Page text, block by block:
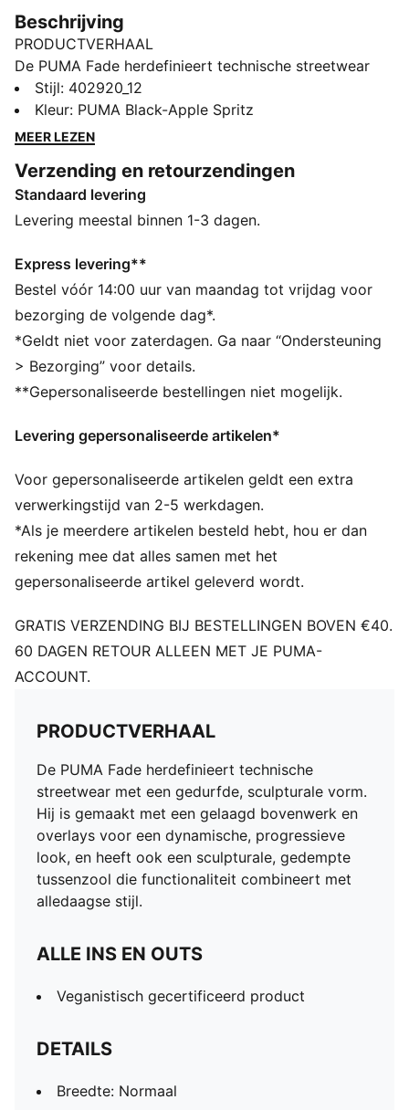
Beschrijving
PRODUCTVERHAAL
De PUMA Fade herdefinieert technische streetwear
met een gedurfde, sculpturale vorm. Hij is gemaakt
met een gelaagd bovenwerk en overlays voor een
dynamische, progressieve look, en heeft ook een
combineert met alledaagse stijl.
ALLE INS EN OUTS
Veganistisch gecertificeerd product
Breedte: Normaal
Type neus: Rond
Sluiting: Veters
5D-geprinte patronen aan de zijkant
PUMA-merkdetails
Stijl: 402920_12
Kleur: PUMA Black-Apple Spritz
MEER LEZEN
Verzending en retourzendingen
Standaard levering
Levering meestal binnen 1-3 dagen.
Express levering**
Bestel vóór 14:00 uur van maandag tot vrijdag voor
bezorging de volgende dag*.
*Geldt niet voor zaterdagen. Ga naar “Ondersteuning
> Bezorging” voor details.
**Gepersonaliseerde bestellingen niet mogelijk.
Levering gepersonaliseerde artikelen*
Voor gepersonaliseerde artikelen geldt een extra
verwerkingstijd van 2-5 werkdagen.
*Als je meerdere artikelen besteld hebt, hou er dan
rekening mee dat alles samen met het
gepersonaliseerde artikel geleverd wordt.
GRATIS VERZENDING BIJ BESTELLINGEN BOVEN €40.
60 DAGEN RETOUR ALLEEN MET JE PUMA-
ACCOUNT.
PRODUCTVERHAAL
De PUMA Fade herdefinieert technische
streetwear met een gedurfde, sculpturale vorm.
Hij is gemaakt met een gelaagd bovenwerk en
overlays voor een dynamische, progressieve
look, en heeft ook een sculpturale, gedempte
tussenzool die functionaliteit combineert met
alledaagse stijl.
ALLE INS EN OUTS
Veganistisch gecertificeerd product
DETAILS
Breedte: Normaal